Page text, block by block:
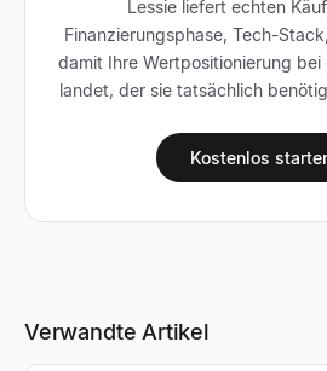
Lessie liefert echten
Finanzierungsphase, Tech-
damit Ihre Wertpositionierung bei
landet, der sie tatsächlich
Kostenlos
Verwandte Artikel